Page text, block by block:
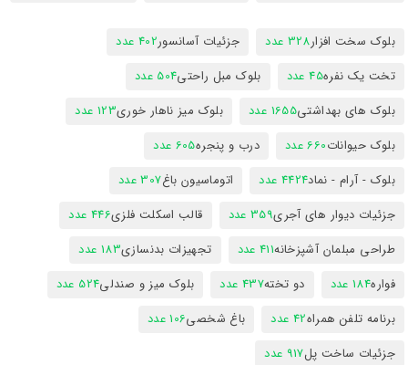
بلوک سخت افزار328 عدد جزئیات آسانسور402 عدد
تخت یک نفره45 عدد بلوک مبل راحتی504 عدد
بلوک های بهداشتی1655 عدد بلوک میز ناهار خوری123 عدد
بلوک حیوانات660 عدد درب و پنجره605 عدد
بلوک - آرام - نماد4424 عدد اتوماسیون باغ307 عدد
جزئیات دیوار های آجری359 عدد قالب اسکلت فلزی446 عدد
طراحی مبلمان آشپزخانه411 عدد تجهیزات بدنسازی183 عدد
فواره184 عدد دو تخته437 عدد بلوک میز و صندلی524 عدد
برنامه تلفن همراه42 عدد باغ شخصی106 عدد
جزئیات ساخت پل917 عدد